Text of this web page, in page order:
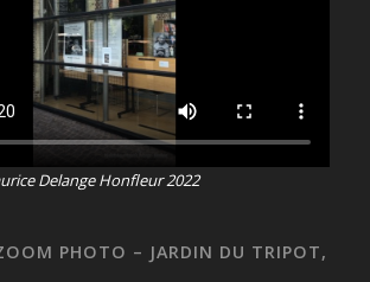
Delange Honfleur 2022
PHOTO – JARDIN DU TRIPOT,